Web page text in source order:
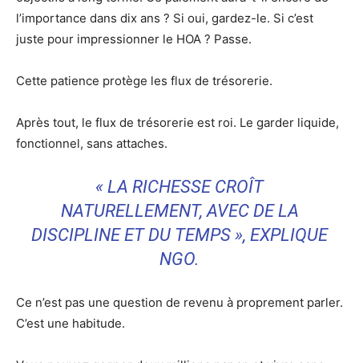
l’importance dans dix ans ? Si oui, gardez-le. Si c’est
juste pour impressionner le HOA ? Passe.
Cette patience protège les flux de trésorerie.
Après tout, le flux de trésorerie est roi. Le garder liquide,
fonctionnel, sans attaches.
« LA RICHESSE CROÎT
NATURELLEMENT, AVEC DE LA
DISCIPLINE ET DU TEMPS », EXPLIQUE
NGO.
Ce n’est pas une question de revenu à proprement parler.
C’est une habitude.